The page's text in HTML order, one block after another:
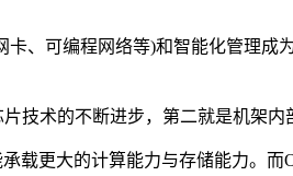
可编程网络等)和智能化管理成
术的不断进步，第二就是机架内
更大的计算能力与存储能力。而